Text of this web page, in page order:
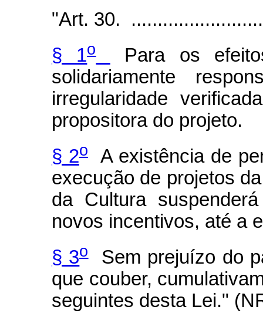
"Art. 30.
§ 1o
Para os
solidariamente
irregularidade
propositora do projeto.
§ 2oA existência de
execução de projetos
da Cultura
novos incentivos, até a
§ 3oSem prejuízo do
que couber,
seguintes desta Lei."